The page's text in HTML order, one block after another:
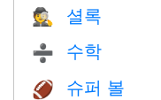
🕵️ 셜록
➗ 수학
🏈 슈퍼 볼